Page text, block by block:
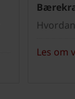
Les om